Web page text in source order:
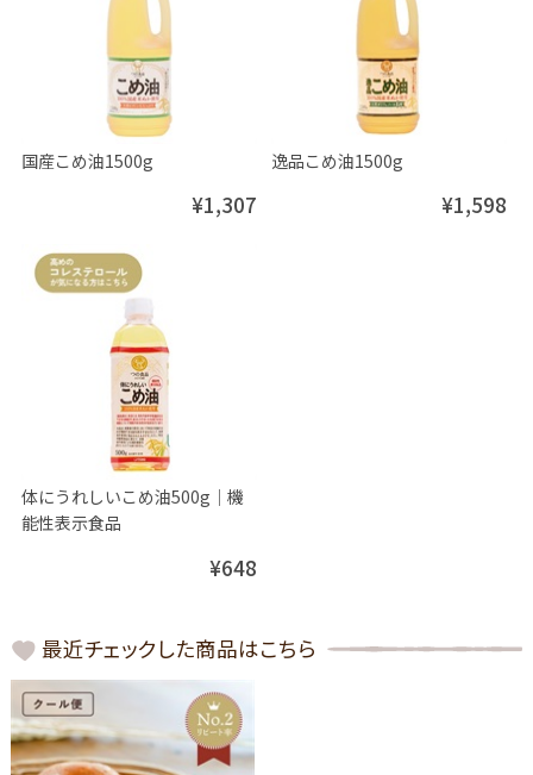
国産こめ油1500g
¥1,307
逸品こめ油1500g
¥1,598
体にうれしいこめ油500g│機
能性表示食品
¥648
最近チェックした商品はこちら